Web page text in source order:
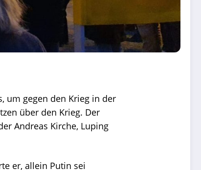
um gegen den Krieg in der
über den Krieg. Der
Andreas Kirche, Luping
er, allein Putin sei